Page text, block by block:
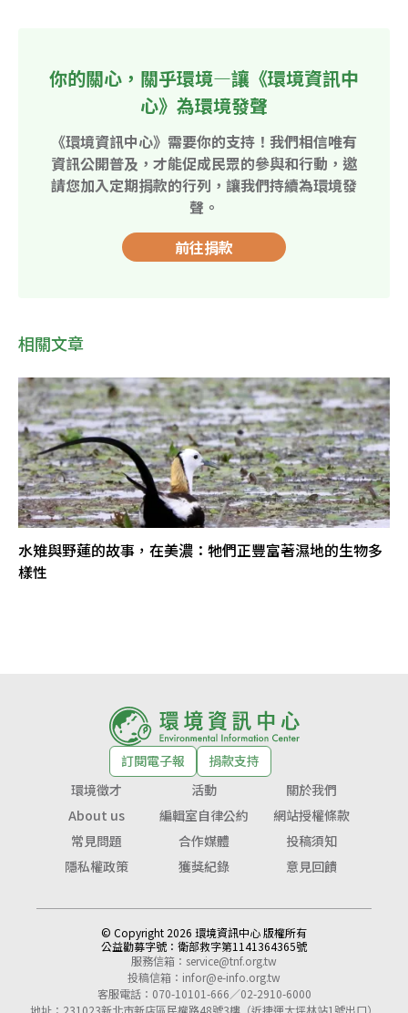
你的關心，關乎環境—讓《環境資訊中
心》為環境發聲
《環境資訊中心》需要你的支持！我們相信唯有
資訊公開普及，才能促成民眾的參與和行動，邀
請您加入定期捐款的行列，讓我們持續為環境發
聲。
前往捐款
相關文章
水雉與野蓮的故事，在美濃：牠們正豐富著濕地的生物多
樣性
訂閱電子報
捐款支持
環境徵才
活動
關於我們
About us
編輯室自律公約
網站授權條款
常見問題
合作媒體
投稿須知
隱私權政策
獲獎紀錄 意見回饋
© Copyright 2026 環境資訊中心 版權所有
公益勸募字號： 衛部救字第1141364365號
服務信箱： service@tnf.org.tw
投稿信箱： infor@e-info.org.tw
客服電話：070-10101-666／02-2910-6000
地址：231023新北市新店區民權路48號3樓（近捷運大坪林站1號出口）